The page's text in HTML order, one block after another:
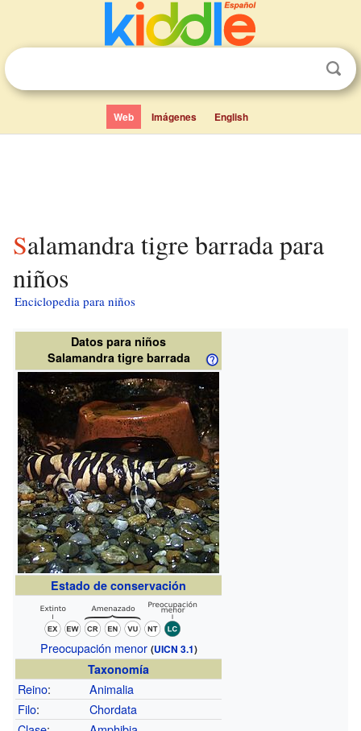
Web Imágenes English
Salamandra tigre barrada para
niños
Enciclopedia para niños
Datos para niños
Salamandra tigre barrada
Estado de conservación
Preocupación menor (UICN 3.1)
Taxonomía
Reino:
Animalia
Filo:
Chordata